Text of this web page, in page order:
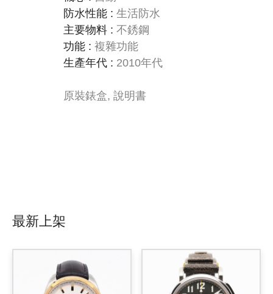
防水性能 : 生活防水
主要物料 : 不銹鋼
功能 : 複雜功能
生產年代 : 2010年代
原裝錶盒, 說明書
最新上架